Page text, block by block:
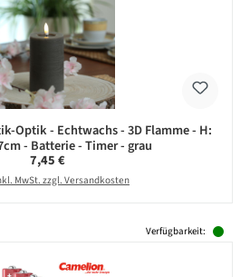
Optik - Echtwachs - 3D Flamme - H:
- Batterie - Timer - grau
Regulärer Preis:
7,45 €
MwSt. zzgl. Versandkosten
Verfügbarkeit: